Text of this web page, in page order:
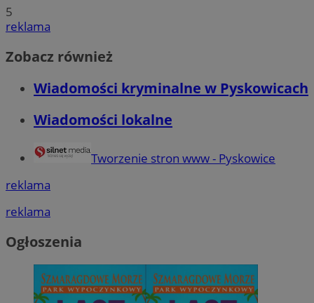
5
reklama
Zobacz również
Wiadomości kryminalne w Pyskowicach
Wiadomości lokalne
Tworzenie stron www - Pyskowice
reklama
reklama
Ogłoszenia